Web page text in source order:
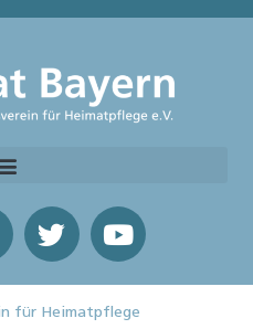
für Heimatpflege